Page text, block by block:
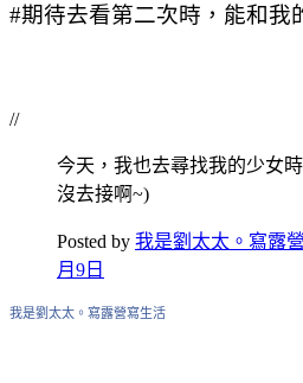
#期待去看第二次時，能和我
//
今天，我也去尋找我的少女
沒去接啊~)
Posted by 我是劉太太。寫露
月9日
我是劉太太。寫露營寫生活